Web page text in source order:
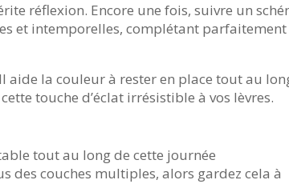
réflexion. Encore une fois, suivre un
et intemporelles, complétant parfaitement
aide la couleur à rester en place tout au
touche d’éclat irrésistible à vos lèvres.
tout au long de cette journée
des couches multiples, alors gardez cela à